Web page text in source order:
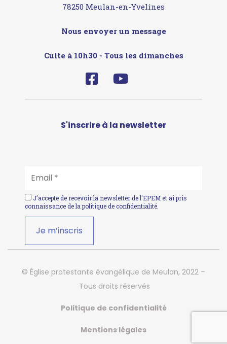
78250 Meulan-en-Yvelines
Nous envoyer un message
Culte à 10h30 - Tous les dimanches
S'inscrire à la newsletter
J'accepte de recevoir la newsletter de l'EPEM et ai pris
connaissance de la politique de confidentialité
© Église protestante évangélique de Meulan, 2022 –
Tous droits réservés
Politique de confidentialité
Mentions légales